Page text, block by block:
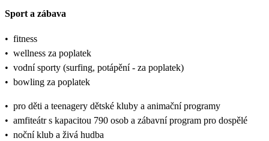
Sport a zábava
• fitness
• wellness za poplatek
• vodní sporty (surfing, potápění - za poplatek)
• bowling za poplatek
• pro děti a teenagery dětské kluby a animační programy
• amfiteátr s kapacitou 790 osob a zábavní program pro dospělé
• noční klub a živá hudba